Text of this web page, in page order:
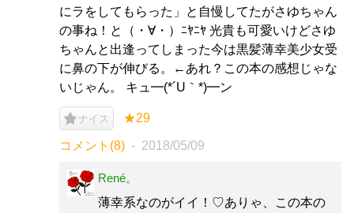
にラをしてもらった」と自慢してたがさゆちゃん
の事ね！と（・∀・）ﾆﾔﾆﾔ 光貴も可愛いけどさゆ
ちゃんと出逢ってしまった今は黒髪薄幸美少女受
に鼻の下が伸びる。←あれ？この本の感想じゃな
いじゃん。 キュ━(*´U｀*)━ン
ナイス ★29
コメント(8) 2018/05/09
René。
薄幸系なのがイイ！♡ありゃ、この本の